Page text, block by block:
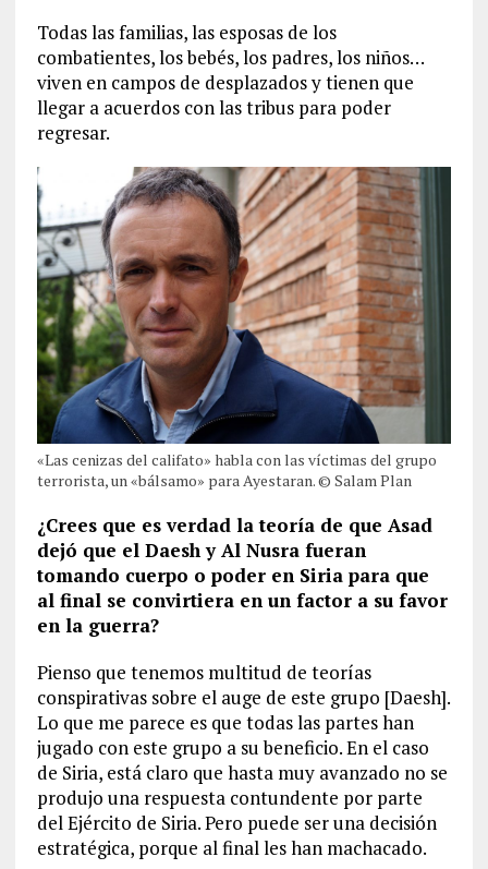
Todas las familias, las esposas de los
combatientes, los bebés, los padres, los niños…
viven en campos de desplazados y tienen que
llegar a acuerdos con las tribus para poder
regresar.
«Las cenizas del califato» habla con las víctimas del grupo
terrorista, un «bálsamo» para Ayestaran. © Salam Plan
¿Crees que es verdad la teoría de que Asad
dejó que el Daesh y Al Nusra fueran
tomando cuerpo o poder en Siria para que
al final se convirtiera en un factor a su favor
en la guerra?
Pienso que tenemos multitud de teorías
conspirativas sobre el auge de este grupo [Daesh].
Lo que me parece es que todas las partes han
jugado con este grupo a su beneficio. En el caso
de Siria, está claro que hasta muy avanzado no se
produjo una respuesta contundente por parte
del Ejército de Siria. Pero puede ser una decisión
estratégica, porque al final les han machacado.